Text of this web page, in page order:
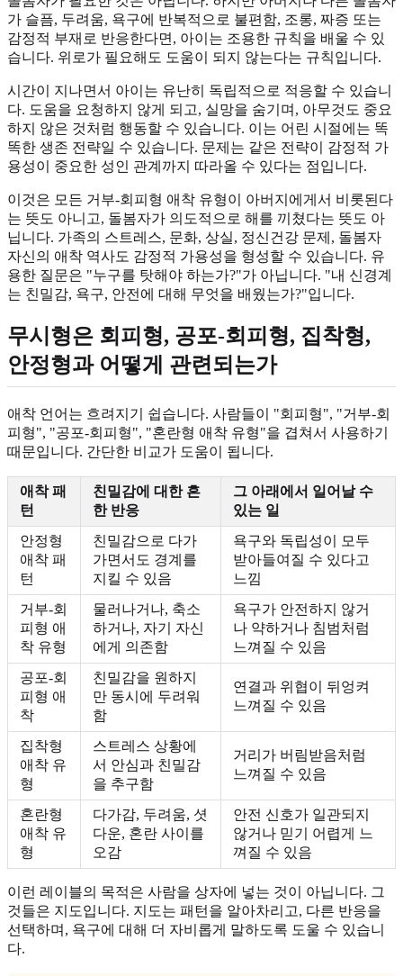
가 슬픔, 두려움, 욕구에 반복적으로 불편함, 조롱, 짜증 또는
감정적 부재로 반응한다면, 아이는 조용한 규칙을 배울 수 있
습니다. 위로가 필요해도 도움이 되지 않는다는 규칙입니다.
시간이 지나면서 아이는 유난히 독립적으로 적응할 수 있습니
다. 도움을 요청하지 않게 되고, 실망을 숨기며, 아무것도 중요
하지 않은 것처럼 행동할 수 있습니다. 이는 어린 시절에는 똑
똑한 생존 전략일 수 있습니다. 문제는 같은 전략이 감정적 가
용성이 중요한 성인 관계까지 따라올 수 있다는 점입니다.
이것은 모든 거부-회피형 애착 유형이 아버지에게서 비롯된다
는 뜻도 아니고, 돌봄자가 의도적으로 해를 끼쳤다는 뜻도 아
닙니다. 가족의 스트레스, 문화, 상실, 정신건강 문제, 돌봄자
자신의 애착 역사도 감정적 가용성을 형성할 수 있습니다. 유
용한 질문은 "누구를 탓해야 하는가?"가 아닙니다. "내 신경계
는 친밀감, 욕구, 안전에 대해 무엇을 배웠는가?"입니다.
무시형은 회피형, 공포-회피형, 집착형,
안정형과 어떻게 관련되는가
애착 언어는 흐려지기 쉽습니다. 사람들이 "회피형", "거부-회
피형", "공포-회피형", "혼란형 애착 유형"을 겹쳐서 사용하기
때문입니다. 간단한 비교가 도움이 됩니다.
애착 패
턴
친밀감에 대한 흔
한 반응
그 아래에서 일어날 수
있는 일
안정형
애착 패
턴
친밀감으로 다가
가면서도 경계를
지킬 수 있음
욕구와 독립성이 모두
받아들여질 수 있다고
느낌
거부-회
피형 애
착 유형
물러나거나, 축소
하거나, 자기 자신
에게 의존함
욕구가 안전하지 않거
나 약하거나 침범처럼
느껴질 수 있음
공포-회
피형 애
착
친밀감을 원하지
만 동시에 두려워
함
연결과 위협이 뒤엉켜
느껴질 수 있음
집착형
애착 유
형
스트레스 상황에
서 안심과 친밀감
을 추구함
거리가 버림받음처럼
느껴질 수 있음
혼란형
애착 유
형
다가감, 두려움, 셧
다운, 혼란 사이를
오감
안전 신호가 일관되지
않거나 믿기 어렵게 느
껴질 수 있음
이런 레이블의 목적은 사람을 상자에 넣는 것이 아닙니다. 그
것들은 지도입니다. 지도는 패턴을 알아차리고, 다른 반응을
선택하며, 욕구에 대해 더 자비롭게 말하도록 도울 수 있습니
다.